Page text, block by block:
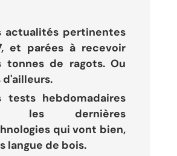
actualités pertinentes
et parées à recevoir
tonnes de ragots. Ou
d'ailleurs.
tests hebdomadaires
les dernières
qui vont bien,
langue de bois.